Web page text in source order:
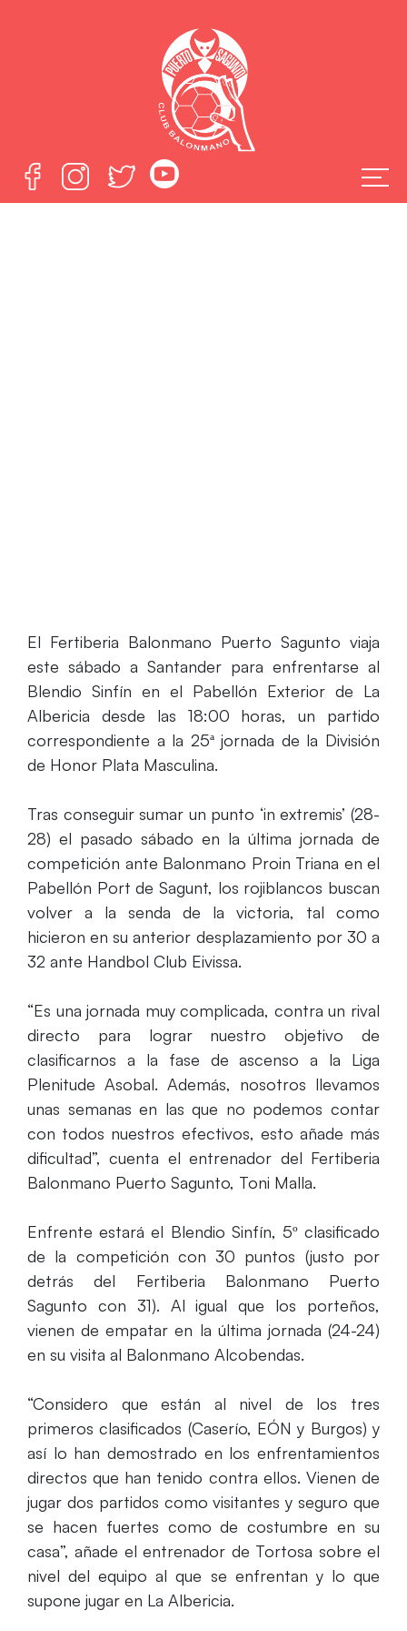
El Fertiberia Balonmano Puerto Sagunto viaja
este sábado a Santander para enfrentarse al
Blendio Sinfín en el Pabellón Exterior de La
Albericia desde las 18:00 horas, un partido
correspondiente a la 25ª jornada de la División
de Honor Plata Masculina.
Tras conseguir sumar un punto ‘in extremis’ (28-
28) el pasado sábado en la última jornada de
competición ante Balonmano Proin Triana en el
Pabellón Port de Sagunt, los rojiblancos buscan
volver a la senda de la victoria, tal como
hicieron en su anterior desplazamiento por 30 a
32 ante Handbol Club Eivissa.
“Es una jornada muy complicada, contra un rival
directo para lograr nuestro objetivo de
clasificarnos a la fase de ascenso a la Liga
Plenitude Asobal. Además, nosotros llevamos
unas semanas en las que no podemos contar
con todos nuestros efectivos, esto añade más
dificultad”, cuenta el entrenador del Fertiberia
Balonmano Puerto Sagunto, Toni Malla.
Enfrente estará el Blendio Sinfín, 5º clasificado
de la competición con 30 puntos (justo por
detrás del Fertiberia Balonmano Puerto
Sagunto con 31). Al igual que los porteños,
vienen de empatar en la última jornada (24-24)
en su visita al Balonmano Alcobendas.
“Considero que están al nivel de los tres
primeros clasificados (Caserío, EÓN y Burgos) y
así lo han demostrado en los enfrentamientos
directos que han tenido contra ellos. Vienen de
jugar dos partidos como visitantes y seguro que
se hacen fuertes como de costumbre en su
casa”, añade el entrenador de Tortosa sobre el
nivel del equipo al que se enfrentan y lo que
supone jugar en La Albericia.